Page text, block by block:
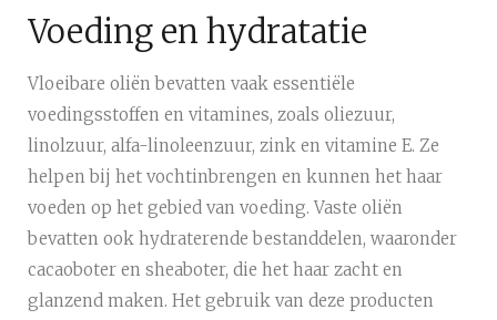
Voeding en hydratatie
Vloeibare oliën bevatten vaak essentiële
voedingsstoffen en vitamines, zoals oliezuur,
linolzuur, alfa-linoleenzuur, zink en vitamine E. Ze
helpen bij het vochtinbrengen en kunnen het haar
voeden op het gebied van voeding. Vaste oliën
bevatten ook hydraterende bestanddelen, waaronder
cacaoboter en sheaboter, die het haar zacht en
glanzend maken. Het gebruik van deze producten